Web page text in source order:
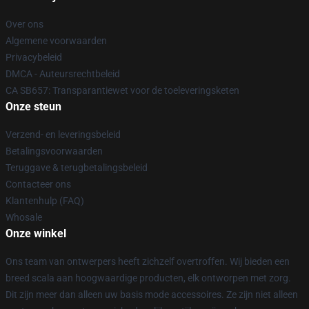
Over ons
Algemene voorwaarden
Privacybeleid
DMCA - Auteursrechtbeleid
CA SB657: Transparantiewet voor de toeleveringsketen
Onze steun
Verzend- en leveringsbeleid
Betalingsvoorwaarden
Teruggave & terugbetalingsbeleid
Contacteer ons
Klantenhulp (FAQ)
Whosale
Onze winkel
Ons team van ontwerpers heeft zichzelf overtroffen. Wij bieden een
breed scala aan hoogwaardige producten, elk ontworpen met zorg.
Dit zijn meer dan alleen uw basis mode accessoires. Ze zijn niet alleen